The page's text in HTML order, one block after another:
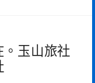
。玉山旅社